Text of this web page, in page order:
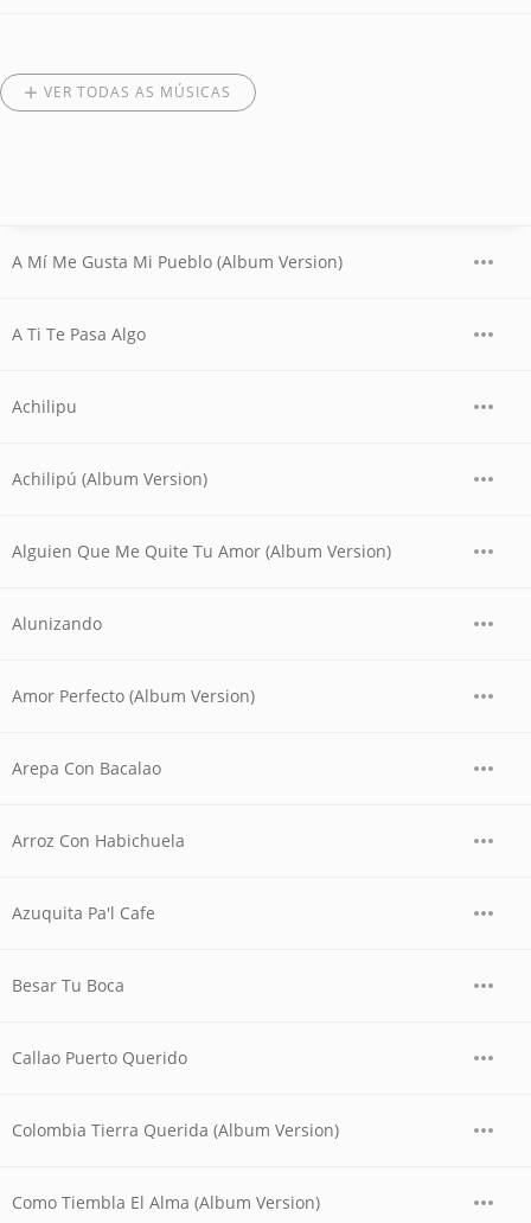
VER TODAS AS MÚSICAS
A Mí Me Gusta Mi Pueblo (Album Version)
A Ti Te Pasa Algo
Achilipu
Achilipú (Album Version)
Alguien Que Me Quite Tu Amor (Album Version)
Alunizando
Amor Perfecto (Album Version)
Arepa Con Bacalao
Arroz Con Habichuela
Azuquita Pa'l Cafe
Besar Tu Boca
Callao Puerto Querido
Colombia Tierra Querida (Album Version)
Como Tiembla El Alma (Album Version)